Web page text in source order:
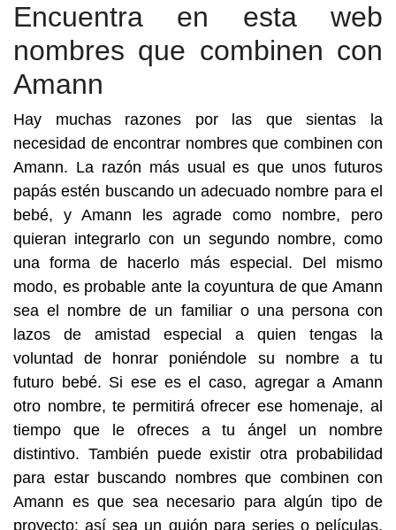
Encuentra en esta web
nombres que combinen con
Amann
Hay muchas razones por las que sientas la
necesidad de encontrar nombres que combinen con
Amann. La razón más usual es que unos futuros
papás estén buscando un adecuado nombre para el
bebé, y Amann les agrade como nombre, pero
quieran integrarlo con un segundo nombre, como
una forma de hacerlo más especial. Del mismo
modo, es probable ante la coyuntura de que Amann
sea el nombre de un familiar o una persona con
lazos de amistad especial a quien tengas la
voluntad de honrar poniéndole su nombre a tu
futuro bebé. Si ese es el caso, agregar a Amann
otro nombre, te permitirá ofrecer ese homenaje, al
tiempo que le ofreces a tu ángel un nombre
distintivo. También puede existir otra probabilidad
para estar buscando nombres que combinen con
Amann es que sea necesario para algún tipo de
proyecto; así sea un guión para series o películas,